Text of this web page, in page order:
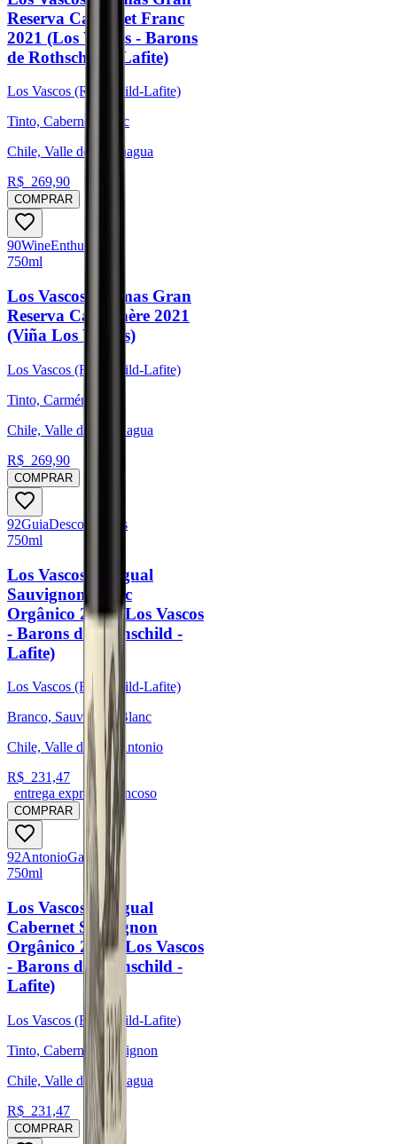
Reserva Cabernet Franc
2021 (Los Vascos - Barons
de Rothschild - Lafite)
Los Vascos (Rothschild-Lafite)
Tinto, Cabernet Franc
Chile, Valle de Colchagua
R$ 269,90
COMPRAR
90WineEnthusiast
750ml
Los Vascos Cromas Gran
Reserva Carmenère 2021
(Viña Los Vascos)
Los Vascos (Rothschild-Lafite)
Tinto, Carménère
Chile, Valle de Colchagua
R$ 269,90
COMPRAR
92GuiaDescorchados
750ml
Los Vascos Chagual
Sauvignon Blanc
Orgânico 2022 (Los Vascos
- Barons de Rothschild -
Lafite)
Los Vascos (Rothschild-Lafite)
Branco, Sauvignon Blanc
Chile, Valle de San Antonio
R$ 231,47
entrega expressa trancoso
COMPRAR
92AntonioGalloni
750ml
Los Vascos Chagual
Cabernet Sauvignon
Orgânico 2021 (Los Vascos
- Barons de Rothschild -
Lafite)
Los Vascos (Rothschild-Lafite)
Tinto, Cabernet Sauvignon
Chile, Valle de Colchagua
R$ 231,47
COMPRAR